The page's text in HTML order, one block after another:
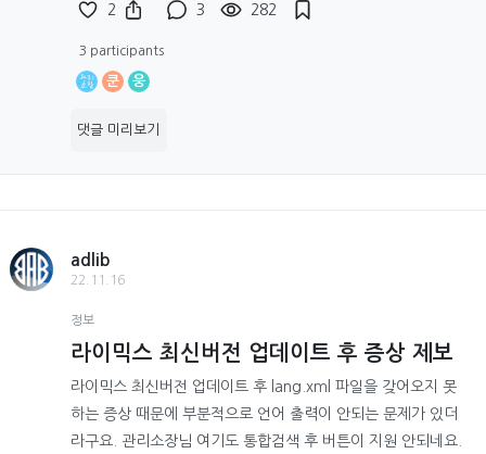
2 3 282
3 participants
쿤 웅
댓글 미리보기
adlib
22.11.16
정보
라이믹스 최신버전 업데이트 후 증상 제보
라이믹스 최신버전 업데이트 후 lang.xml 파일을 갖어오지 못
하는 증상 때문에 부분적으로 언어 출력이 안되는 문제가 있더
라구요. 관리소장님 여기도 통합검색 후 버튼이 지원 안되네요.